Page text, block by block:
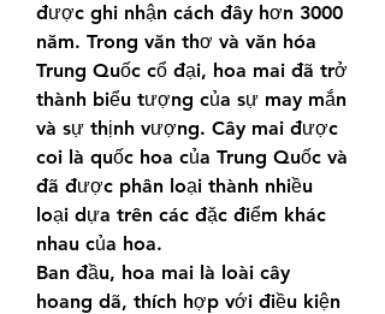
được ghi nhận cách đây hơn 3000
năm. Trong văn thơ và văn hóa
Trung Quốc cổ đại, hoa mai đã trở
thành biểu tượng của sự may mắn
và sự thịnh vượng. Cây mai được
coi là quốc hoa của Trung Quốc và
đã được phân loại thành nhiều
loại dựa trên các đặc điểm khác
nhau của hoa.
Ban đầu, hoa mai là loài cây
hoang dã, thích hợp với điều kiện